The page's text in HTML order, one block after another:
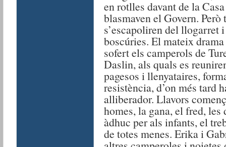
en rotlles davant de la
blasmaven el Govern.
s’escapoliren del llogarret
boscúries. El mateix
sofert els camperols de
Daslin, als quals es
pagesos i llenyataires,
resistència, d’on més tard
alliberador. Llavors
homes, la gana, el fred,
àdhuc per als infants, el
de totes menes. Erika i